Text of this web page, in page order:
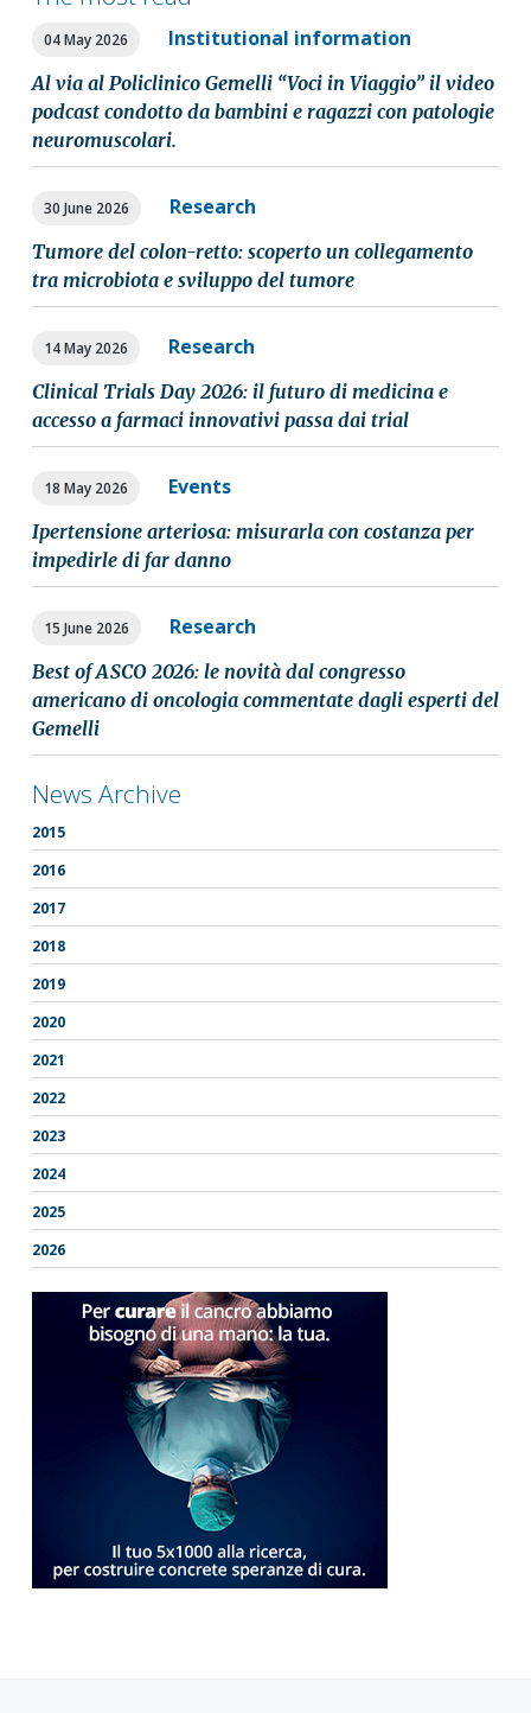
04 May 2026 Institutional information
Al via al Policlinico Gemelli “Voci in Viaggio” il video
podcast condotto da bambini e ragazzi con patologie
neuromuscolari.
30 June 2026 Research
Tumore del colon-retto: scoperto un collegamento
tra microbiota e sviluppo del tumore
14 May 2026 Research
Clinical Trials Day 2026: il futuro di medicina e
accesso a farmaci innovativi passa dai trial
18 May 2026 Events
Ipertensione arteriosa: misurarla con costanza per
impedirle di far danno
15 June 2026 Research
Best of ASCO 2026: le novità dal congresso
americano di oncologia commentate dagli esperti del
Gemelli
News Archive
2015
2016
2017
2018
2019
2020
2021
2022
2023
2024
2025
2026